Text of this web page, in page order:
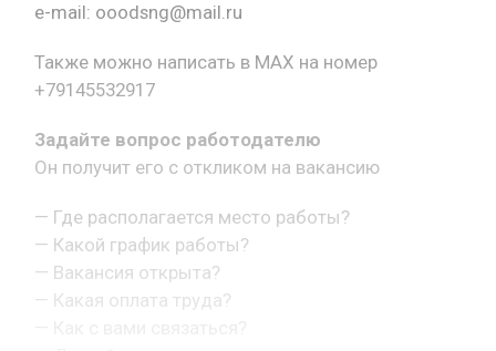
e-mail: ooodsng@mail.ru
Также можно написать в MAX на номер
+79145532917
Задайте вопрос работодателю
Он получит его с откликом на вакансию
— Где располагается место работы?
— Какой график работы?
— Вакансия открыта?
— Какая оплата труда?